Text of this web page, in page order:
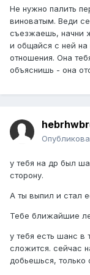
Не нужно палить
виноватым. Веди
съезжаешь, начни
и общайся с ней
отношения. Она
объяснишь - она
у тебя на др был
сторону.
А ты выпил и стал
Тебе ближайшие
у тебя есть шанс в
сложится. сейчас
добьешься, только